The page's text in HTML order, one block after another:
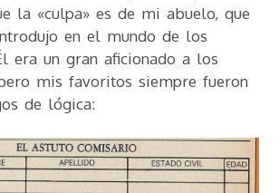
la «culpa» es de mi abuelo, que
en el mundo de los
era un gran aficionado a los
mis favoritos siempre fueron
de lógica: